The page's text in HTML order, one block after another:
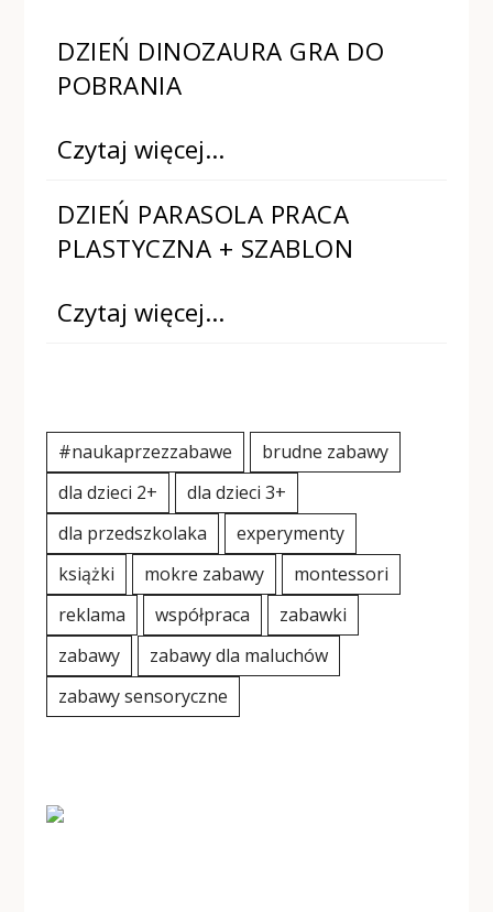
DZIEŃ DINOZAURA GRA DO
POBRANIA
Czytaj więcej…
DZIEŃ PARASOLA PRACA
PLASTYCZNA + SZABLON
Czytaj więcej…
#naukaprzezzabawe
brudne zabawy
dla dzieci 2+
dla dzieci 3+
dla przedszkolaka
experymenty
książki
mokre zabawy
montessori
reklama
współpraca
zabawki
zabawy
zabawy dla maluchów
zabawy sensoryczne